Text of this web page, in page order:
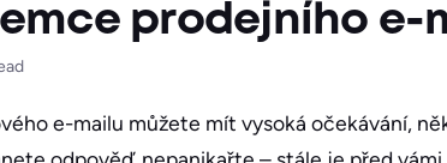
prodejního e-
e-mailu můžete mít vysoká očekávání,